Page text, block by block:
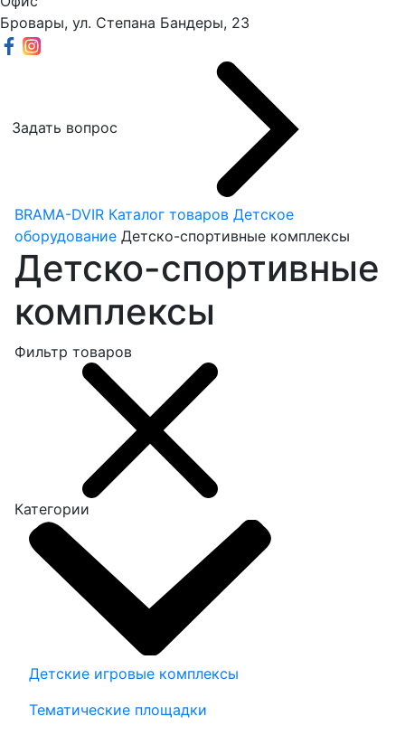
Бровары, ул. Степана Бандеры, 23
Задать вопрос
BRAMA-DVIR Каталог товаров Детское
оборудование Детско-спортивные комплексы
Детско-спортивные
комплексы
Фильтр товаров
Категории
Детские игровые комплексы
Тематические площадки